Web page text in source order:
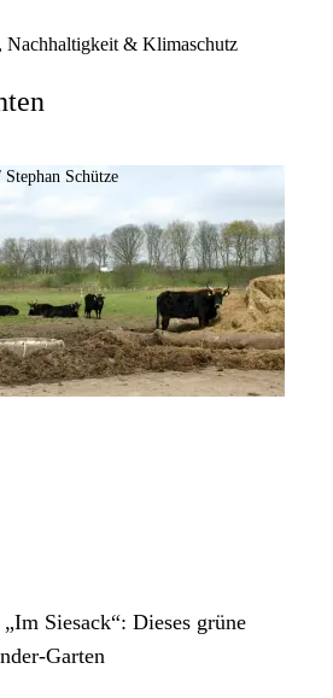
Nachhaltigkeit & Klimaschutz
Schütze
Siesack“: Dieses grüne
Garten